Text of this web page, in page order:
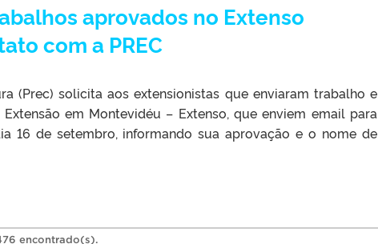
aprovados no Extenso
com a PREC
(Prec) solicita aos extensionistas que enviaram trabalho e
em Montevidéu – Extenso, que enviem email para
16 de setembro, informando sua aprovação e o nome de
encontrado(s).